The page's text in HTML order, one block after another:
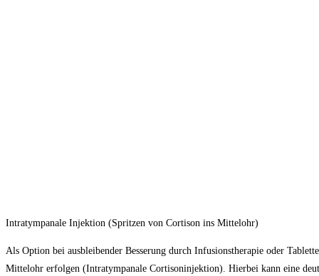
Intratympanale Injektion (Spritzen von Cortison ins Mittelohr)
Als Option bei ausbleibender Besserung durch Infusionstherapie oder
Mittelohr erfolgen (Intratympanale Cortisoninjektion). Hierbei kann eine